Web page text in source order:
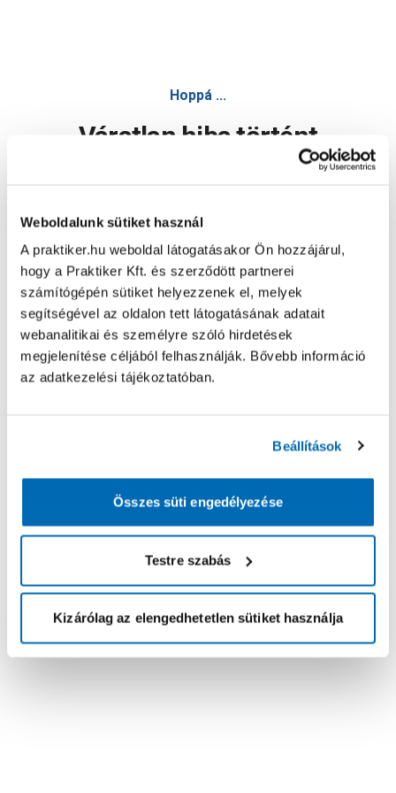
Weboldalunk sütiket használ
A praktiker.hu weboldal látogatásakor Ön hozzájárul,
hogy a Praktiker Kft. és szerződött partnerei
számítógépén sütiket helyezzenek el, melyek
segítségével az oldalon tett látogatásának adatait
webanalitikai és személyre szóló hirdetések
megjelenítése céljából felhasználják. Bővebb információ
az adatkezelési tájékoztatóban.
Beállítások
Összes süti engedélyezése
Testre szabás
Kizárólag az elengedhetetlen sütiket használja
Hoppá ...
Váratlan hiba történt
Oldal újratöltése